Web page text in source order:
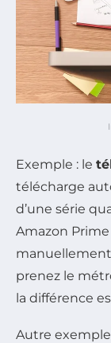
Exemple : le
télécharge
d’une série
Amazon
prenez le
la différence
Autre exemple